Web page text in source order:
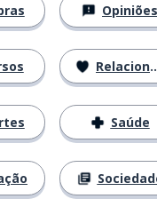
Opiniões
Relacionamentos
Saúde